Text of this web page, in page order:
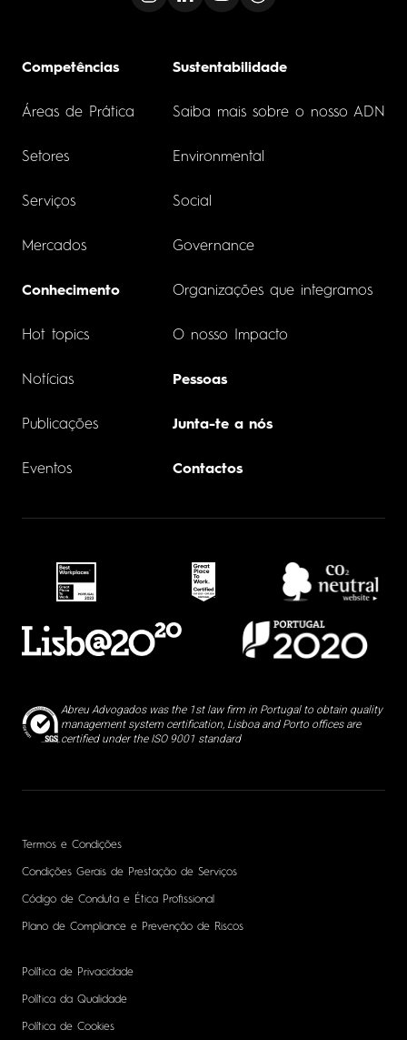
Competências
Áreas de Prática
Setores
Serviços
Mercados
Conhecimento
Hot topics
Notícias
Publicações
Eventos
Sustentabilidade
Saiba mais sobre o nosso ADN
Environmental
Social
Governance
Organizações que integramos
O nosso Impacto
Pessoas
Junta-te a nós
Contactos
Abreu Advogados was the 1st law firm in Portugal to obtain quality
management system certification, Lisboa and Porto offices are
certified under the ISO 9001 standard
Termos e Condições
Condições Gerais de Prestação de Serviços
Código de Conduta e Ética Profissional
Plano de Compliance e Prevenção de Riscos
Política de Privacidade
Política da Qualidade
Política de Cookies